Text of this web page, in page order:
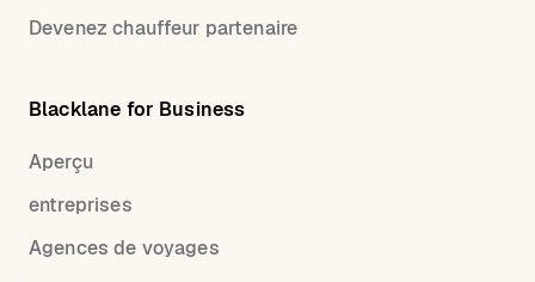
Devenez chauffeur partenaire
Blacklane for Business
Aperçu
entreprises
Agences de voyages